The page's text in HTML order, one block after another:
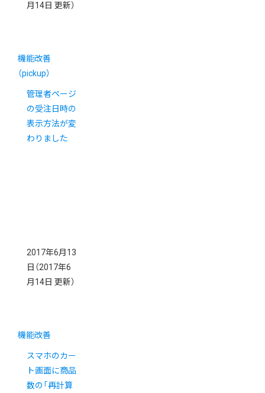
月14日 更新）
機能改善
（pickup）
管理者ページ
の受注日時の
表示方法が変
わりました
2017年6月13
日 （2017年6
月14日 更新）
機能改善
スマホのカー
ト画面に商品
数の「再計算